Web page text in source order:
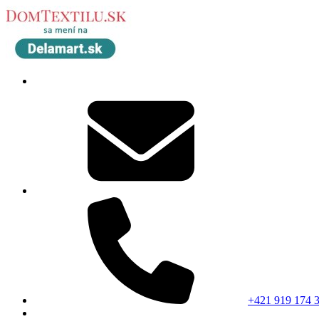
+421 919 174